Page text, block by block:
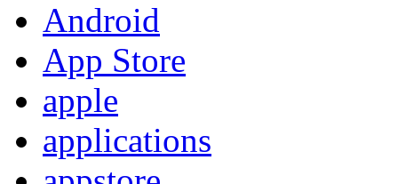
Android
App Store
apple
applications